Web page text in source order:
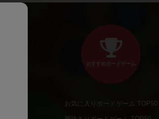
おすすめボードゲーム
お気に入りボードゲーム TOP50